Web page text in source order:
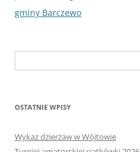
gminy Barczewo
OSTATNIE WPISY
Wykaz dzierżaw w Wójtowie